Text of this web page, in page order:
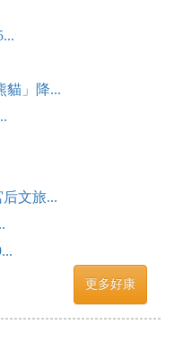
」降...
文旅...
更多好康